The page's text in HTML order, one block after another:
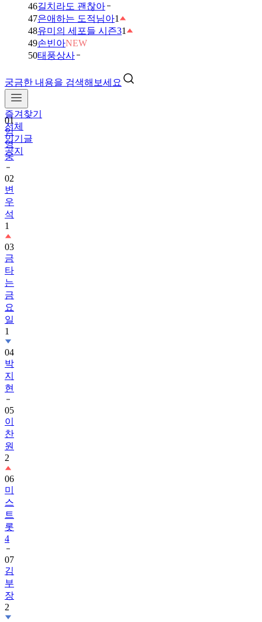
46길치라도 괜찮아
47은애하는 도적님아1
48유미의 세포들 시즌31
49손빈아NEW
50태풍상사
궁금한 내용을 검색해보세요
즐겨찾기
전체
인기글
공지
01
임
영
웅
02
변
우
석
1
03
금
타
는
금
요
일
1
04
박
지
현
05
이
찬
원
2
06
미
스
트
롯
4
07
김
부
장
2